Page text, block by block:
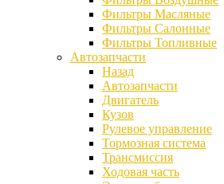
Фильтры Масляные
Фильтры Салонные
Фильтры Топливные
Автозапчасти
Назад
Автозапчасти
Двигатель
Кузов
Рулевое управление
Тормозная система
Трансмиссия
Ходовая часть